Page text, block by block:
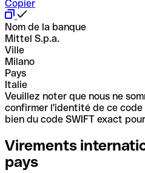
Copier
Nom de la banque
Mittel S.p.a.
Ville
Milano
Pays
Italie
Veuillez noter que nous ne
confirmer l'identité de ce
bien du code SWIFT exact
Virements
pays